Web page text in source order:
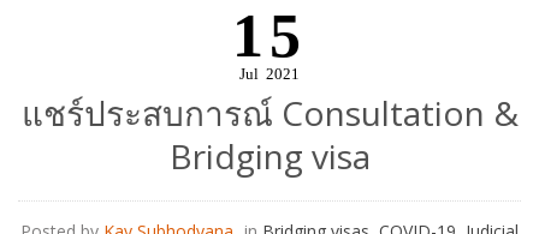
15
Jul 2021
แชร์ประสบการณ์ Consultation &
Bridging visa